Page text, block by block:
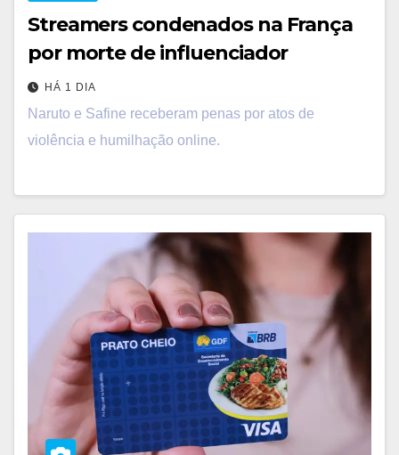
Streamers condenados na França
por morte de influenciador
HÁ 1 DIA
Naruto e Safine receberam penas por atos de
violência e humilhação online.